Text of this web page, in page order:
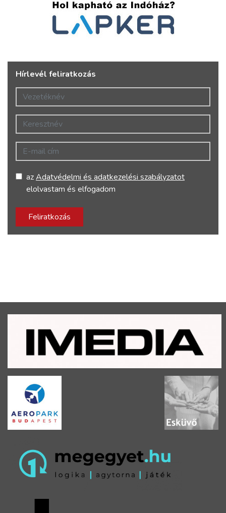
Hírlevél feliratkozás
Vezetéknév
Keresztnév
E-mail cím
azAdatvédelmi és adatkezelési szabályzatot
elolvastam és elfogadom
Feliratkozás